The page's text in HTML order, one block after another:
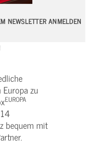
NEWSLETTER ANMELDEN
zu
EUROPA
bequem mit